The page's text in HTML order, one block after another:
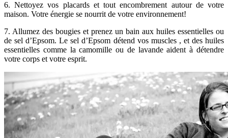
6. Nettoyez vos placards et tout encombrement autour de votre
maison. Votre énergie se nourrit de votre environnement!
7. Allumez des bougies et prenez un bain aux huiles essentielles ou
de sel d’Epsom. Le sel d’Epsom détend vos muscles , et des huiles
essentielles comme la camomille ou de lavande aident à détendre
votre corps et votre esprit.